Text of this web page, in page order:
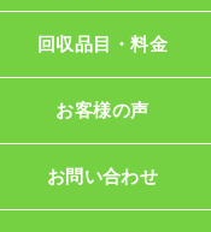
回収品目・料金
お客様の声
お問い合わせ